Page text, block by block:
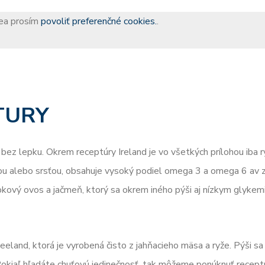
prosím povoliť preferenčné cookies..
lepku. Okrem receptúry Ireland je vo všetkých prílohou iba
alebo srsťou, obsahuje vysoký podiel omega 3 a omega 6 av
ovos a jačmeň, ktorý sa okrem iného pýši aj nízkym
ktorá je vyrobená čisto z jahňacieho mäsa a ryže. Pýši